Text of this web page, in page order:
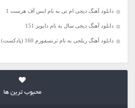
دانلود آهنگ دیجی ام تی به نام ایس آف هرست 1
دانلود آهنگ دیجی سال به نام دابویز 151
دانلود آهنگ ریلجی به نام ترنسفورم 160 (پادکست)
محبوب ترین ها